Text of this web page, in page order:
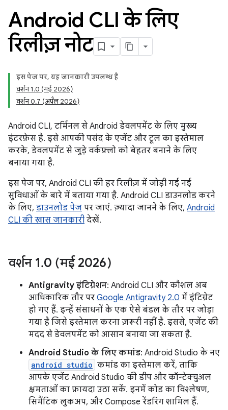
Android CLI के लिए
रिलीज़ नोट
इस पेज पर, यह जानकारी उपलब्ध है
वर्शन 1.0 (मई 2026)
वर्शन 0.7 (अप्रैल 2026)
Android CLI, टर्मिनल से Android डेवलपमेंट के लिए मुख्य
इंटरफ़ेस है. इसे आपकी पसंद के एजेंट और टूल का इस्तेमाल
करके, डेवलपमेंट से जुड़े वर्कफ़्लो को बेहतर बनाने के लिए
बनाया गया है.
इस पेज पर, Android CLI की हर रिलीज़ में जोड़ी गई नई
सुविधाओं के बारे में बताया गया है. Android CLI डाउनलोड करने
के लिए, डाउनलोड पेज पर जाएं. ज़्यादा जानने के लिए, Android
CLI की खास जानकारी देखें.
वर्शन 1.0 (मई 2026)
Antigravity इंटिग्रेशन: Android CLI और कौशल अब
आधिकारिक तौर पर Google Antigravity 2.0 में इंटिग्रेट
हो गए हैं. इन्हें संसाधनों के एक ऐसे बंडल के तौर पर जोड़ा
गया है जिसे इस्तेमाल करना ज़रूरी नहीं है. इससे, एजेंट की
मदद से डेवलपमेंट को आसान बनाया जा सकता है.
Android Studio के लिए कमांड: Android Studio के नए
android studio कमांड का इस्तेमाल करें, ताकि
आपके एजेंट Android Studio की डीप और कॉन्टेक्चुअल
क्षमताओं का फ़ायदा उठा सकें. इनमें कोड का विश्लेषण,
सिमैंटिक लुकअप, और Compose रेंडरिंग शामिल हैं.